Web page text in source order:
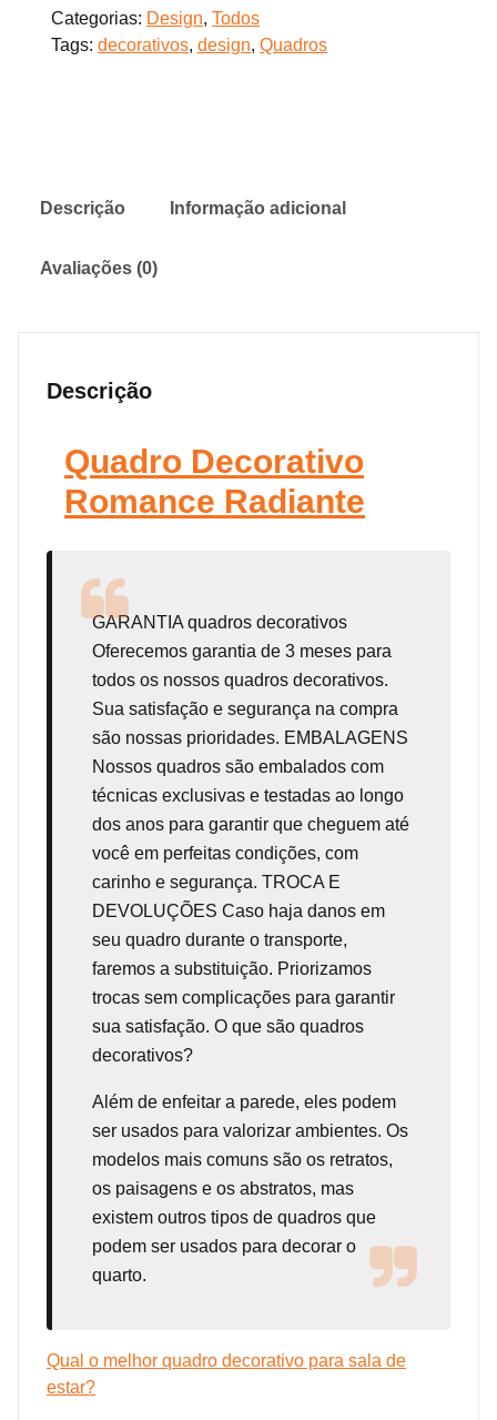
Categorias: Design, Todos
Tags: decorativos, design, Quadros
Descrição Informação adicional
Avaliações (0)
Descrição
Quadro Decorativo
Romance Radiante
GARANTIA quadros decorativos
Oferecemos garantia de 3 meses para
todos os nossos quadros decorativos.
Sua satisfação e segurança na compra
são nossas prioridades. EMBALAGENS
Nossos quadros são embalados com
técnicas exclusivas e testadas ao longo
dos anos para garantir que cheguem até
você em perfeitas condições, com
carinho e segurança. TROCA E
DEVOLUÇÕES Caso haja danos em
seu quadro durante o transporte,
faremos a substituição. Priorizamos
trocas sem complicações para garantir
sua satisfação. O que são quadros
decorativos?
Além de enfeitar a parede, eles podem
ser usados para valorizar ambientes. Os
modelos mais comuns são os retratos,
os paisagens e os abstratos, mas
existem outros tipos de quadros que
podem ser usados para decorar o
quarto.
Qual o melhor quadro decorativo para sala de
estar?